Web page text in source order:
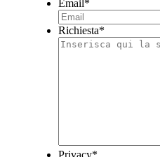
Email*
Richiesta*
Privacy*